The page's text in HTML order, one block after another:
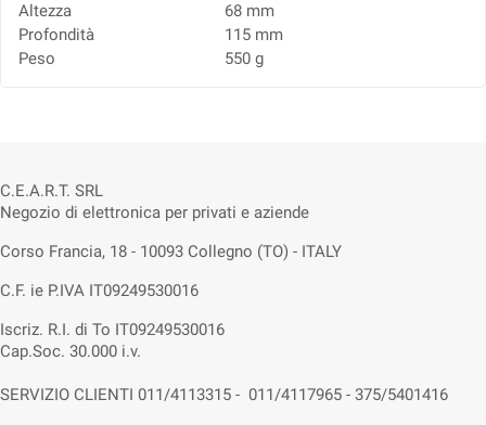
Altezza
68 mm
Profondità
115 mm
Peso
550 g
C.E.A.R.T. SRL
Negozio di elettronica per privati e aziende
Corso Francia, 18 - 10093 Collegno (TO) - ITALY
C.F. ie P.IVA IT09249530016
Iscriz. R.I. di To IT09249530016
Cap.Soc. 30.000 i.v.
SERVIZIO CLIENTI 011/4113315 - 011/4117965 - 375/5401416